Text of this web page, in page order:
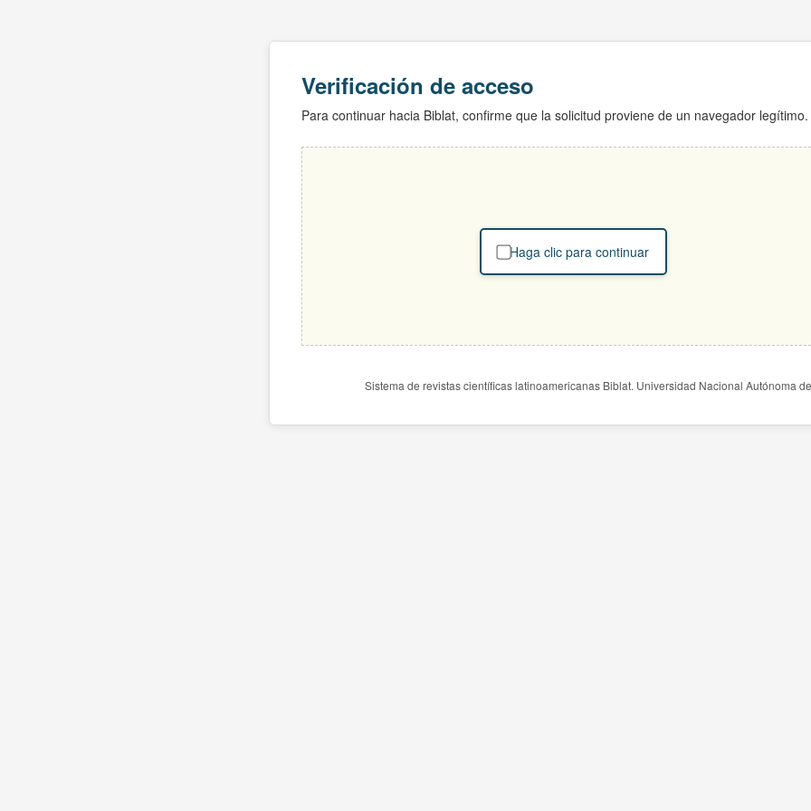
Verificación de acceso
Para continuar hacia Biblat, confirme que la solicitud proviene de un navegador legítimo.
Haga clic para continuar
Sistema de revistas científicas latinoamericanas Biblat. Universidad Nacional Autónoma